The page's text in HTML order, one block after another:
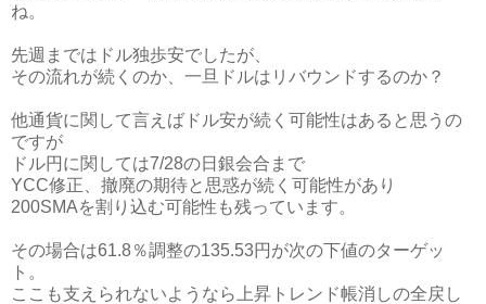
ね。
先週まではドル独歩安でしたが、
その流れが続くのか、一旦ドルはリバウンドするのか？
他通貨に関して言えばドル安が続く可能性はあると思うの
ですが
ドル円に関しては7/28の日銀会合まで
YCC修正、撤廃の期待と思惑が続く可能性があり
200SMAを割り込む可能性も残っています。
その場合は61.8％調整の135.53円が次の下値のターゲッ
ト。
ここも支えられないようなら上昇トレンド帳消しの全戻し